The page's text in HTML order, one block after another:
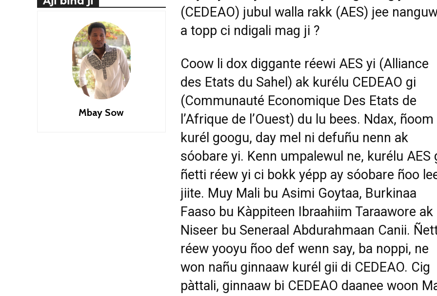
Mbay Sow
(CEDEAO) jubul walla rakk (AES) jee
a topp ci ndigali mag ji ?
Coow li dox diggante réewi AES yi (Alliance
des Etats du Sahel) ak kurélu CEDEAO gi
(Communauté Economique Des Etats de
l’Afrique de l’Ouest) du lu bees. Ndax, ñoom
kurél googu, day mel ni defuñu nenn ak
sóobare yi. Kenn umpalewul ne, kurélu AES
ñetti réew yi ci bokk yépp ay sóobare ñoo
jiite. Muy Mali bu Asimi Goytaa, Burkinaa
Faaso bu Kàppiteen Ibraahiim Taraawore ak
Niseer bu Seneraal Abdurahmaan Canii.
réew yooyu ñoo def wenn say, ba noppi, ne
won nañu ginnaaw kurél gii di CEDEAO. Cig
pàttali, ginnaaw bi CEDEAO daanee woon